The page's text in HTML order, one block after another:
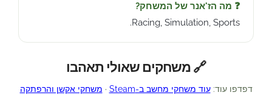
❓ מה הז'אנר של המשחק?
Racing, Simulation, Sports.
🔗 משחקים שאולי תאהבו
דפדפו עוד:עוד משחקי מחשב ב-Steam · משחקי אקשן והרפתקה